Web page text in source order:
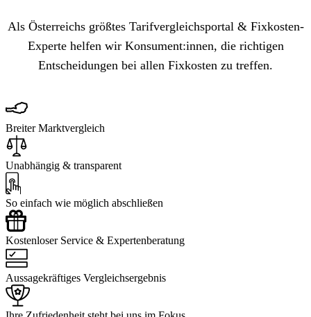
Als Österreichs größtes Tarifvergleichsportal & Fixkosten-
Experte helfen wir Konsument:innen, die richtigen
Entscheidungen bei allen Fixkosten zu treffen.
Breiter Marktvergleich
Unabhängig & transparent
So einfach wie möglich abschließen
Kostenloser Service & Expertenberatung
Aussagekräftiges Vergleichsergebnis